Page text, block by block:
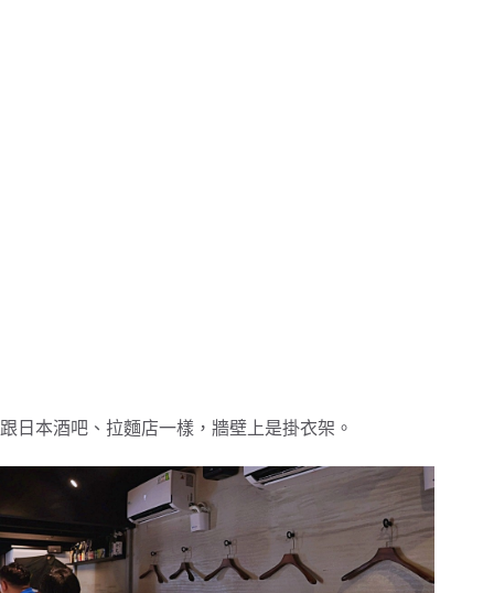
跟日本酒吧、拉麵店一樣，牆壁上是掛衣架。